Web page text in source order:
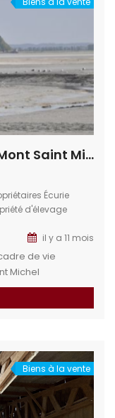
Ecurie sur 10,5 ha – Baie du Mont Saint Michel
Écurie
d'élevage
il y a 11 mois
de vie
Michel
pension de
permet de
Biens à la vente